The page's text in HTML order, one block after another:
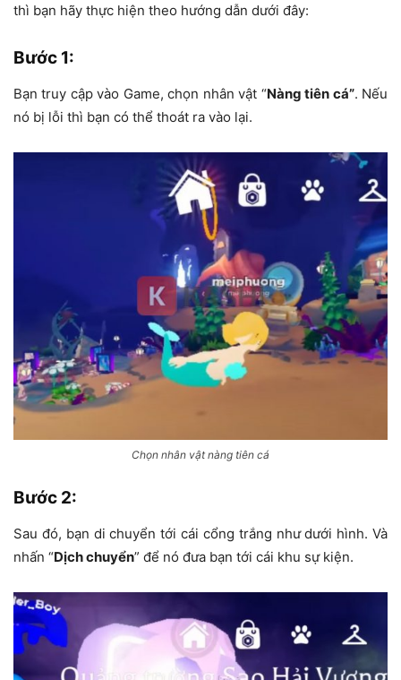
thì bạn hãy thực hiện theo hướng dẫn dưới đây:
Bước 1:
Bạn truy cập vào Game, chọn nhân vật “Nàng tiên cá”. Nếu
nó bị lỗi thì bạn có thể thoát ra vào lại.
Chọn nhân vật nàng tiên cá
Bước 2:
Sau đó, bạn di chuyển tới cái cổng trắng như dưới hình. Và
nhấn “Dịch chuyển” để nó đưa bạn tới cái khu sự kiện.